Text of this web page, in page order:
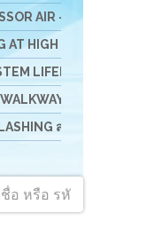
AIR - เครื่องอัดอากา
AT HIGH อุปกรณ์งานที่สูง
LIFELINE อุปกรณ์สำ
GATE-STATION
สลิง อุปกรณ์การยก